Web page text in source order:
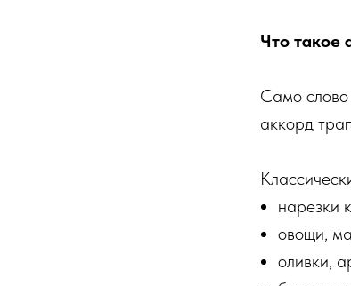
Что такое
Само слово
аккорд
нарезки
овощи,
оливки,